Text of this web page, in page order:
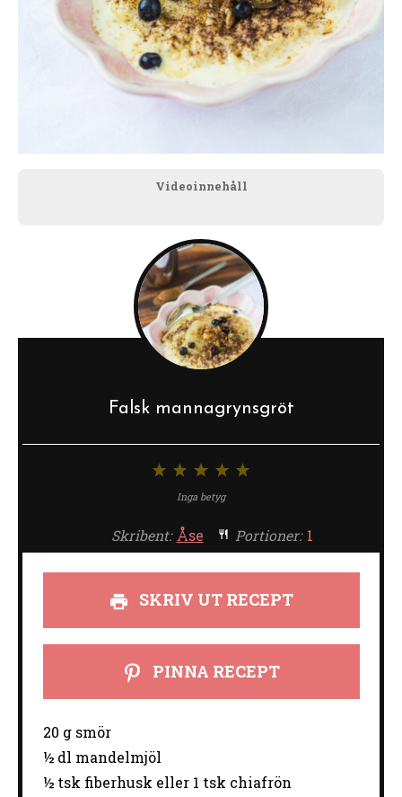
Videoinnehåll
Falsk mannagrynsgröt
5
4
3
stjärnor
2
stjärnor
1
stjärna
Inga betyg
Skribent: Åse Portioner: 1
SKRIV UT RECEPT
PINNA RECEPT
20 g smör
½ dl mandelmjöl
½ tsk fiberhusk eller 1 tsk chiafrön